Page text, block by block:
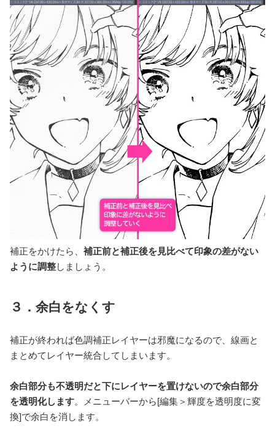
補正をかけたら、 補正前と補正後を見比べて印象の差がない
ように調整しましょう。
３．余白をなくす
補正が終われば色調補正レイヤーは邪魔になるので、線画と
まとめてレイヤー統合してしまいます。
余白部分も不透明だと下にレイヤーを置けないので余白部分
を透明化します。メニューバーから[編集＞輝度を透明度に変
換]で余白を消します。